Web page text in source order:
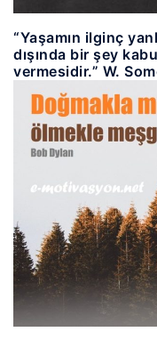
“Yaşamın ilginç
dışında bir şey
vermesidir.” W.